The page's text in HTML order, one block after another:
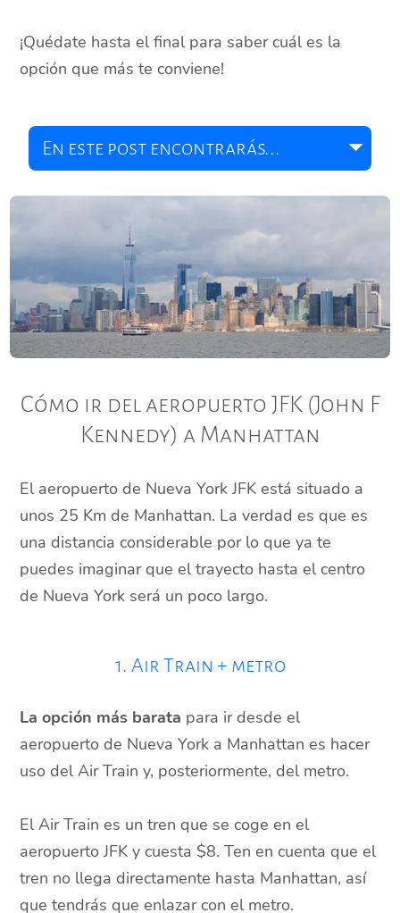
¡Quédate hasta el final para saber cuál es la
opción que más te conviene!
Cómo ir del aeropuerto JFK (John F
Kennedy) a Manhattan
El aeropuerto de Nueva York JFK está situado a
unos 25 Km de Manhattan. La verdad es que es
una distancia considerable por lo que ya te
puedes imaginar que el trayecto hasta el centro
de Nueva York será un poco largo.
1. Air Train + metro
La opción más barata para ir desde el
aeropuerto de Nueva York a Manhattan es hacer
uso del Air Train y, posteriormente, del metro.
El Air Train es un tren que se coge en el
aeropuerto JFK y cuesta $8. Ten en cuenta que el
tren no llega directamente hasta Manhattan, así
que tendrás que enlazar con el metro.